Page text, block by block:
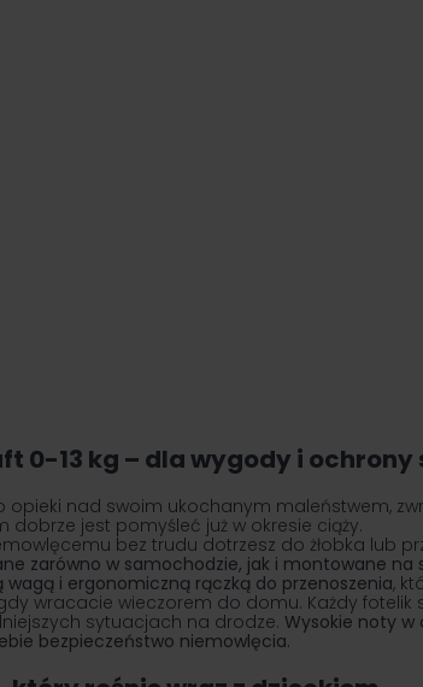
0-13 kg – dla wygody i ochrony
nad swoim ukochanym maleństwem,
jest pomyśleć już w okresie ciąży.
bez trudu dotrzesz do żłobka lub
zarówno w samochodzie, jak i montowane
wagą i ergonomiczną rączką do przenoszenia,
wracacie wieczorem do domu. Każdy fotelik
sytuacjach na drodze. Wysokie noty w
bezpieczeństwo niemowlęcia.